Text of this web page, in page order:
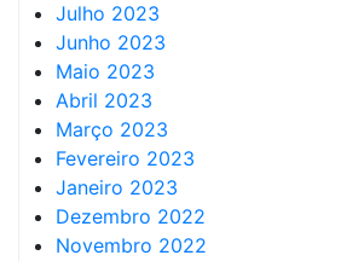
Julho 2023
Junho 2023
Maio 2023
Abril 2023
Março 2023
Fevereiro 2023
Janeiro 2023
Dezembro 2022
Novembro 2022